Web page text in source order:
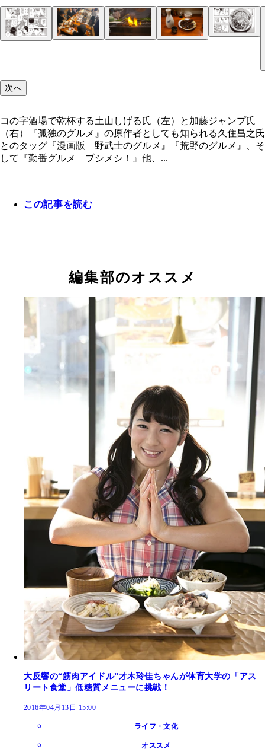
土山氏がもう一度食べてみたいと話す。第７話
次へ
コの字酒場で乾杯する土山しげる氏（左）と加藤ジャンプ氏
（右）『孤独のグルメ』の原作者としても知られる久住昌之氏
とのタッグ『漫画版 野武士のグルメ』『荒野のグルメ』、そ
して『勤番グルメ ブシメシ！』他、...
この記事を読む
編集部のオススメ
大反響の“筋肉アイドル”才木玲佳ちゃんが体育大学の「アス
リート食堂」低糖質メニューに挑戦！
2016年04月13日 15:00
ライフ・文化
オススメ